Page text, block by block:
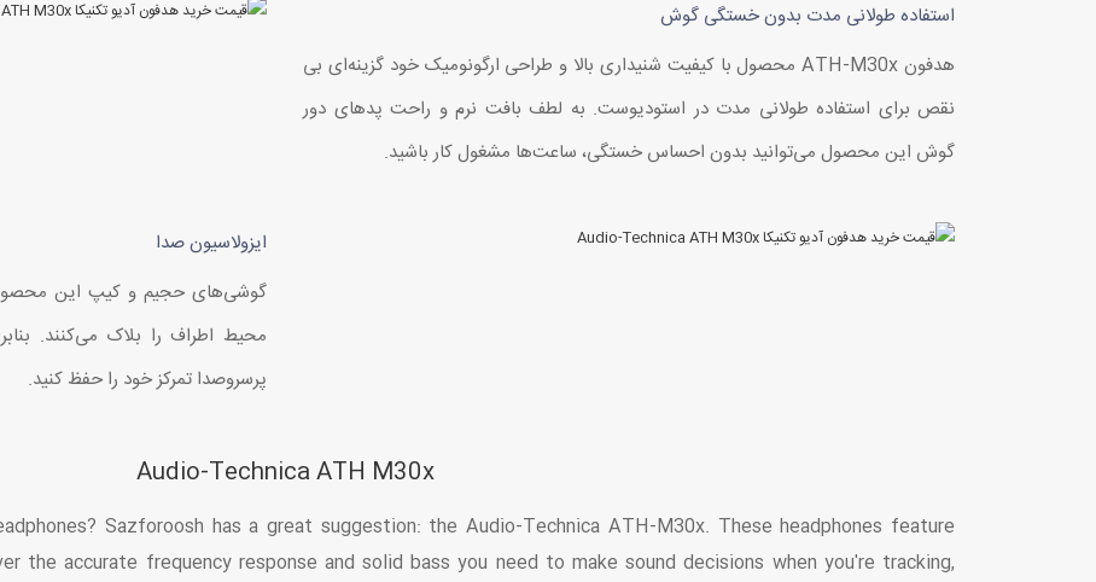
استفاده طولانی مدت بدون خستگی گوش
هدفون ATH-M30x محصول با کیفیت شنیداری بالا و طراحی ارگونومیک خود گزینه‌ای بی
نقص برای استفاده طولانی مدت در استودیوست. به لطف بافت نرم و راحت پدهای دور
گوش این محصول می‌توانید بدون احساس خستگی، ساعت‌ها مشغول کار باشید.
ایزولاسیون صدا
گوشی‌های حجیم و کیپ این
محیط اطراف را بلاک می‌کنند.
پرسروصدا تمرکز خود را حفظ کنید.
Audio-Technica ATH M30x
Sazforoosh has a great suggestion: the Audio-Technica ATH-M30x. These headphones feature
the accurate frequency response and solid bass you need to make sound decisions when you're tracking,